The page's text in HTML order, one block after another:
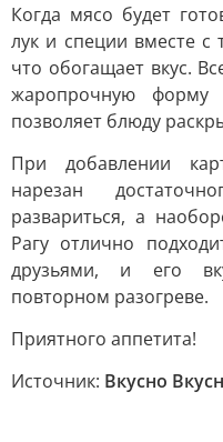
Когда мясо будет
лук и специи вместе с
что обогащает вкус.
жаропрочную форму
позволяет блюду
При добавлении
нарезан
развариться, а
Рагу отлично
друзьями, и его
повторном разогреве.
Приятного аппетита!
Источник: Вкусно